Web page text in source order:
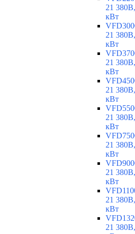
21
кВт
21
кВт
21
кВт
21
кВт
21
кВт
21
кВт
21
кВт
21
кВт
21